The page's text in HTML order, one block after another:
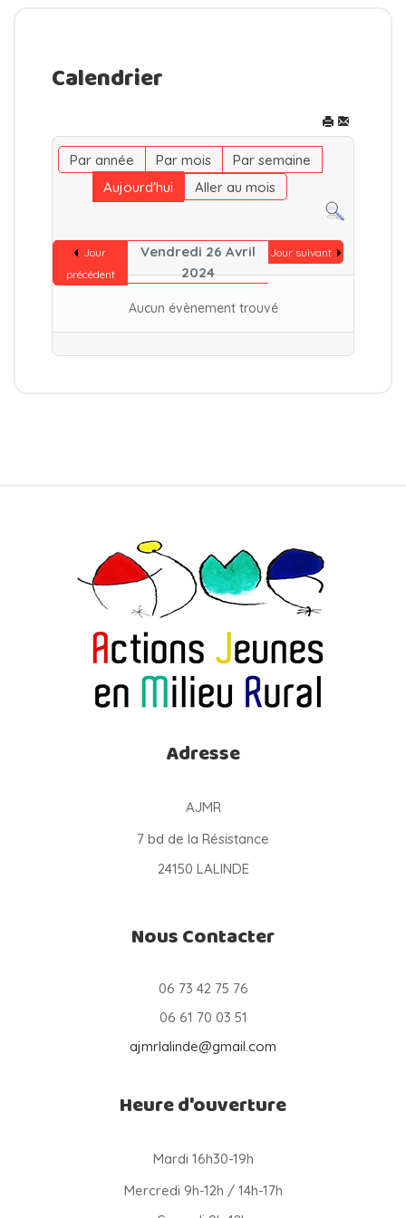
Calendrier
Par année Par mois
Par semaine
Aujourd'hui
Aller au mois
Jour
précédent
Vendredi 26 Avril
2024
Jour suivant
Aucun évènement trouvé
Adresse
AJMR
7 bd de la Résistance
24150 LALINDE
Nous Contacter
06 73 42 75 76
06 61 70 03 51
ajmrlalinde@gmail.com
Heure d'ouverture
Mardi 16h30-19h
Mercredi 9h-12h / 14h-17h